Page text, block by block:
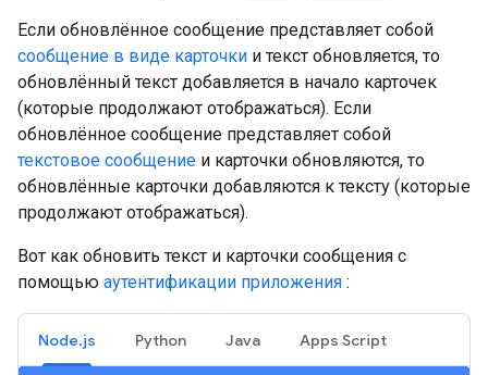
Если обновлённое сообщение представляет собой
сообщение в виде карточки и текст обновляется, то
обновлённый текст добавляется в начало карточек
(которые продолжают отображаться). Если
обновлённое сообщение представляет собой
текстовое сообщение и карточки обновляются, то
обновлённые карточки добавляются к тексту (которые
продолжают отображаться).
Вот как обновить текст и карточки сообщения с
помощью аутентификации приложения :
Node.js Python Java Apps Script